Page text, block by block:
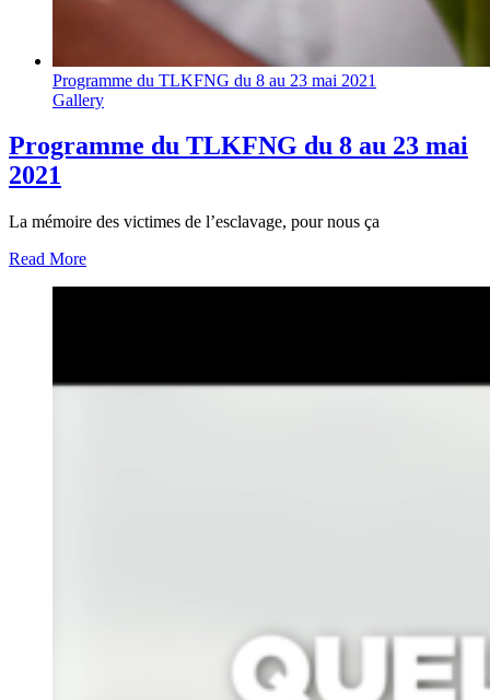
Programme du TLKFNG du 8 au 23 mai 2021
Gallery
Programme du TLKFNG du 8 au 23 mai
2021
La mémoire des victimes de l’esclavage, pour nous ça
Read More